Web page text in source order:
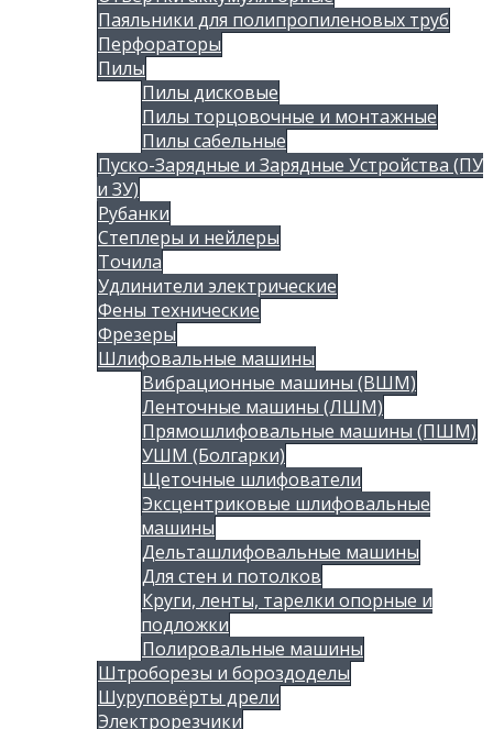
Паяльники для полипропиленовых труб
Перфораторы
Пилы
Пилы дисковые
Пилы торцовочные и монтажные
Пилы сабельные
Пуско-Зарядные и Зарядные Устройства (ПУ
и ЗУ)
Рубанки
Степлеры и нейлеры
Точила
Удлинители электрические
Фены технические
Фрезеры
Шлифовальные машины
Вибрационные машины (ВШМ)
Ленточные машины (ЛШМ)
Прямошлифовальные машины (ПШМ)
УШМ (Болгарки)
Щеточные шлифователи
Эксцентриковые шлифовальные
машины
Дельташлифовальные машины
Для стен и потолков
Круги, ленты, тарелки опорные и
подложки
Полировальные машины
Штроборезы и бороздоделы
Шуруповёрты дрели
Электрорезчики